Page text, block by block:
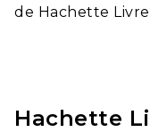
de Hachette
Hachette